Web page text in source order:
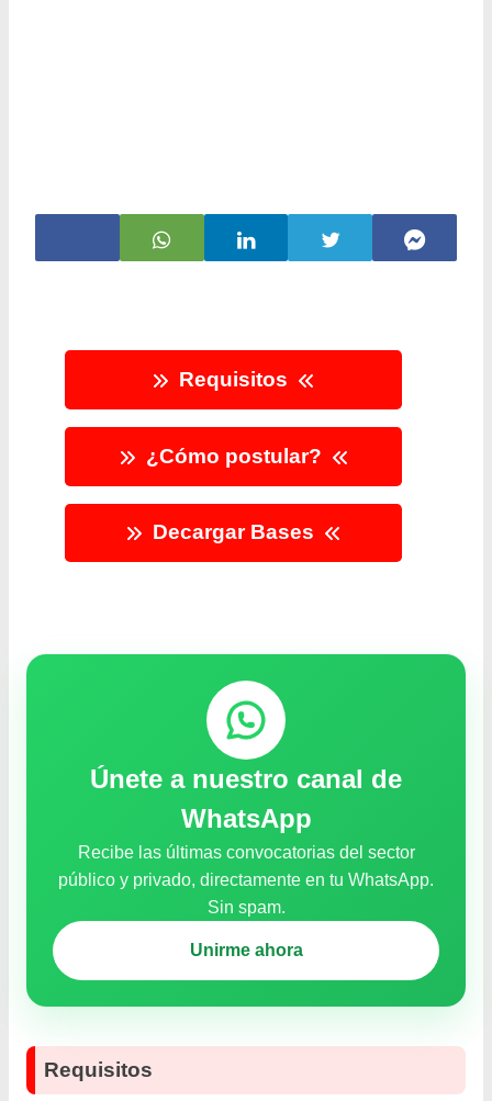
Requisitos
¿Cómo postular?
Decargar Bases
Únete a nuestro canal de
WhatsApp
Recibe las últimas convocatorias del sector
público y privado, directamente en tu WhatsApp.
Sin spam.
Unirme ahora
Requisitos